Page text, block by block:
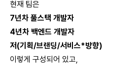
현재 팀은
7년차 풀스택 개발자
4년차 백엔드 개발자
저(기획/브랜딩/서비스*방향)
이렇게 구성되어 있고,